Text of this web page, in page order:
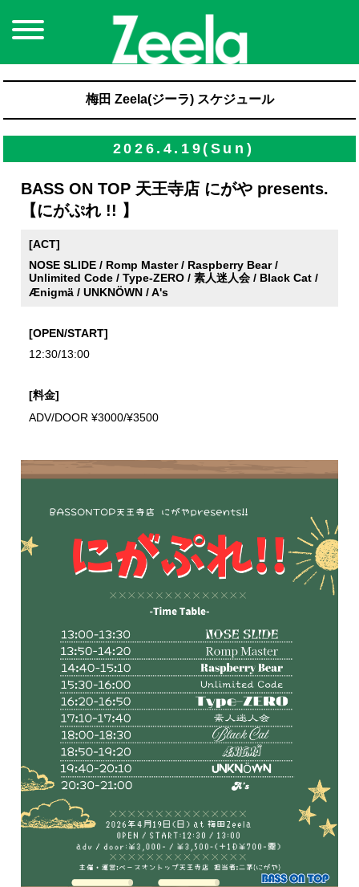
梅田 Zeela(ジーラ) スケジュール
2026.4.19(Sun)
BASS ON TOP 天王寺店 にがや presents.
【にがぷれ !! 】
[ACT]
NOSE SLIDE / Romp Master / Raspberry Bear /
Unlimited Code / Type-ZERO / 素人迷人会 / Black Cat /
Ænigmä / UNKNÖWN / A's
[OPEN/START]
12:30/13:00
[料金]
ADV/DOOR ¥3000/¥3500